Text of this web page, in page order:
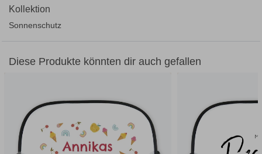
Produktdetails:
Befestigung:
Material:100 % Polyester
Kollektion
Sonnenschutz
Diese Produkte könnten dir auch gefallen